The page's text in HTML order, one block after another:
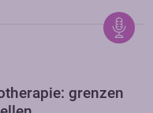
grenzen